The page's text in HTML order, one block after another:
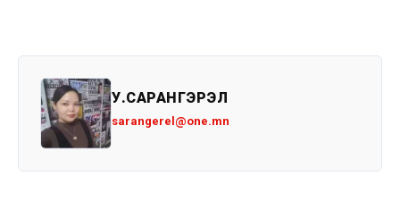
У.САРАНГЭРЭЛ
sarangerel@one.mn